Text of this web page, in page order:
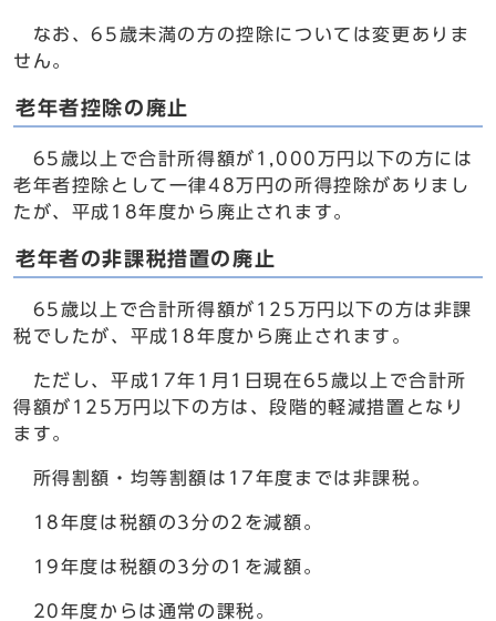
なお、65歳未満の方の控除については変更ありま
せん。
老年者控除の廃止
65歳以上で合計所得額が1,000万円以下の方には
老年者控除として一律48万円の所得控除がありまし
たが、平成18年度から廃止されます。
老年者の非課税措置の廃止
65歳以上で合計所得額が125万円以下の方は非課
税でしたが、平成18年度から廃止されます。
ただし、平成17年1月1日現在65歳以上で合計所
得額が125万円以下の方は、段階的軽減措置となり
ます。
所得割額・均等割額は17年度までは非課税。
18年度は税額の3分の2を減額。
19年度は税額の3分の1を減額。
20年度からは通常の課税。